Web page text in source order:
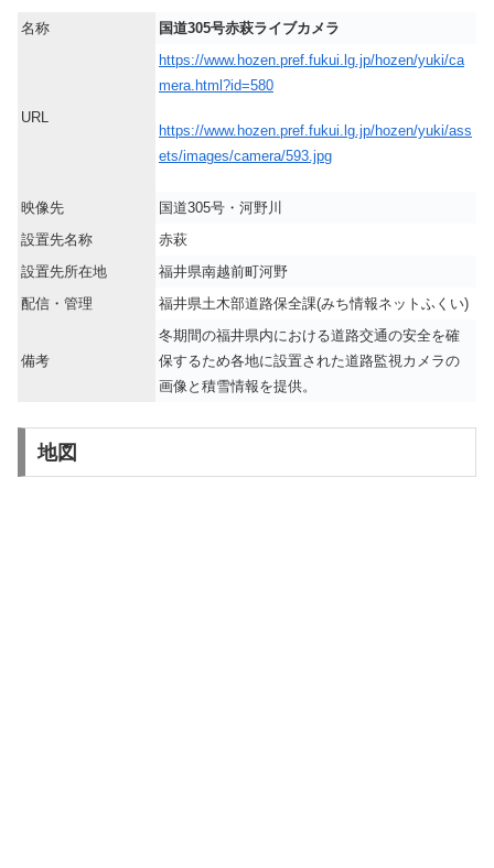
名称 国道305号赤萩ライブカメラ
URL
https://www.hozen.pref.fukui.lg.jp/hozen/yuki/ca
mera.html?id=580
https://www.hozen.pref.fukui.lg.jp/hozen/yuki/ass
ets/images/camera/593.jpg
映像先
国道305号・河野川
設置先名称
赤萩
設置先所在地
福井県南越前町河野
配信・管理
福井県土木部道路保全課(みち情報ネットふくい)
備考
冬期間の福井県内における道路交通の安全を確
保するため各地に設置された道路監視カメラの
画像と積雪情報を提供。
地図